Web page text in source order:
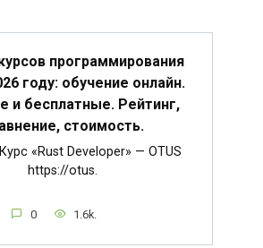
программирования
году: обучение онлайн.
и бесплатные. Рейтинг,
стоимость.
«Rust Developer» — OTUS
https://otus.
0 1.6k.